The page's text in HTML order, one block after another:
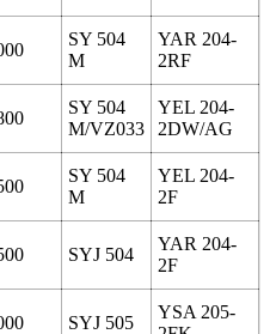
SY 504
M
YAR 204-
2RF
SY 504
M/VZ033
YEL 204-
2DW/AG
SY 504
M
YEL 204-
2F
SYJ 504
YAR 204-
2F
SYJ 505
YSA 205-